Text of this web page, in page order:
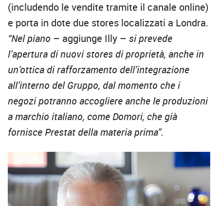
(includendo le vendite tramite il canale online)
e porta in dote due stores localizzati a Londra.
“Nel piano – aggiunge Illy – si prevede
l’apertura di nuovi stores di proprietà, anche in
un’ottica di rafforzamento dell’integrazione
all’interno del Gruppo, dal momento che i
negozi potranno accogliere anche le produzioni
a marchio italiano, come Domori, che già
fornisce Prestat della materia prima”.